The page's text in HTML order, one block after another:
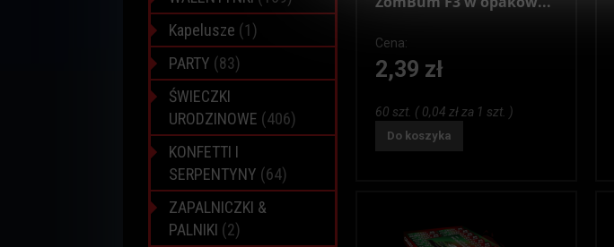
Cena:
2,39 zł
60 szt. ( 0,04 zł za 1 szt. )
Do koszyka
Kapelusze (1)
PARTY (83)
ŚWIECZKI
URODZINOWE (406)
KONFETTI I
SERPENTYNY (64)
ZAPALNICZKI &
PALNIKI (2)